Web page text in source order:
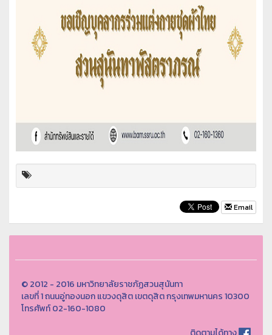
Email
© 2012 - 2016 มหาวิทยาลัยราชภัฏสวนสุนันทา
เลขที่ 1 ถนนอู่ทองนอก แขวงดุสิต เขตดุสิต กรุงเทพมหานคร 10300
โทรศัพท์ 02-160-1080